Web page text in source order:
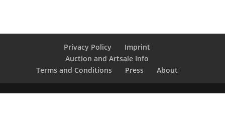
Privacy Policy
Imprint
Auction and Artsale Info
Terms and Conditions
Press About